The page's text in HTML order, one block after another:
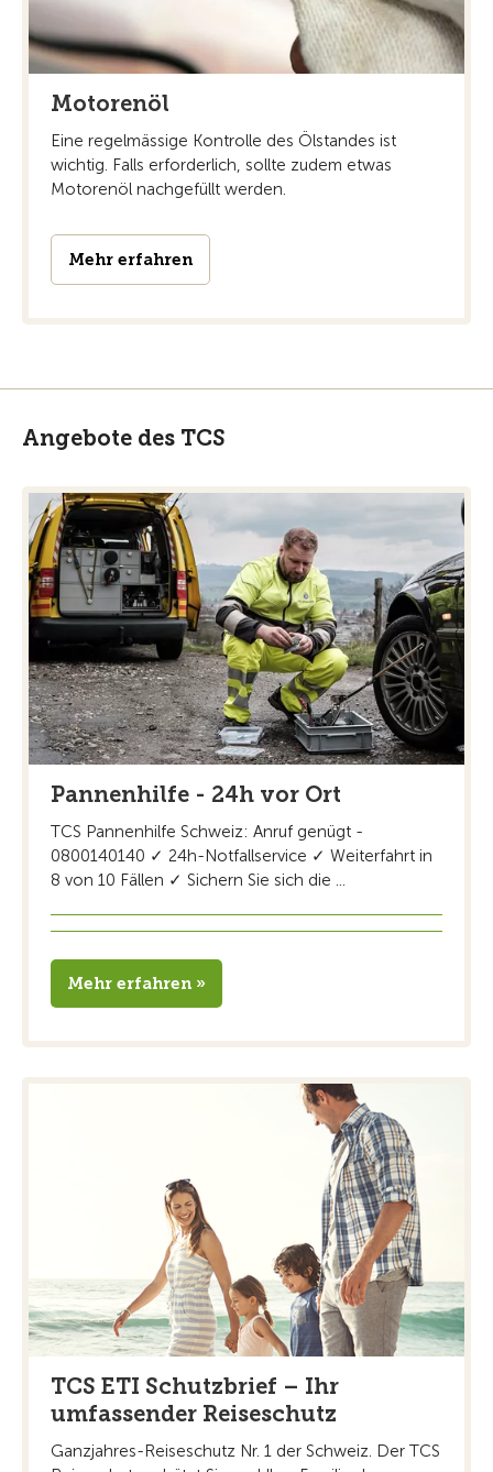
Motorenöl
Eine regelmässige Kontrolle des Ölstandes ist
wichtig. Falls erforderlich, sollte zudem etwas
Motorenöl nachgefüllt werden.
Mehr erfahren
Angebote des TCS
Pannenhilfe - 24h vor Ort
TCS Pannenhilfe Schweiz: Anruf genügt -
0800140140 ✓ 24h-Notfallservice ✓ Weiterfahrt in
8 von 10 Fällen ✓ Sichern Sie sich die ...
Mehr erfahren »
TCS ETI Schutzbrief – Ihr
umfassender Reiseschutz
Ganzjahres-Reiseschutz Nr. 1 der Schweiz. Der TCS